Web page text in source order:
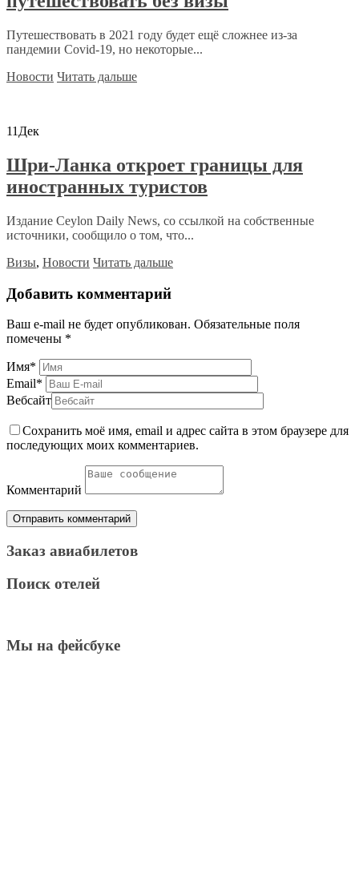
Путешествовать в 2021 году будет ещё сложнее из-за
пандемии Covid-19, но некоторые...
Новости Читать дальше
11 Дек
Шри-Ланка откроет границы для
иностранных туристов
Издание Ceylon Daily News, со ссылкой на собственные
источники, сообщило о том, что...
Визы, Новости Читать дальше
Добавить комментарий
Ваш e-mail не будет опубликован. Обязательные поля
помечены *
Имя*
Email*
Вебсайт
Сохранить моё имя, email и адрес сайта в этом браузере для
последующих моих комментариев.
Комментарий
Заказ авиабилетов
Поиск отелей
Мы на фейсбуке